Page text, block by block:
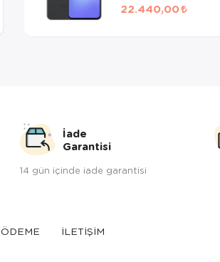
22.440,00
İade
Garantisi
14 gün içinde iade garantisi
ÖDEME İLETİŞİM